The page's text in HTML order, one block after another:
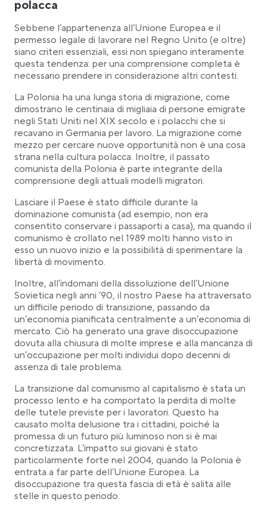
polacca
Sebbene l’appartenenza all’Unione Europea e il
permesso legale di lavorare nel Regno Unito (e oltre)
siano criteri essenziali, essi non spiegano interamente
questa tendenza: per una comprensione completa è
necessario prendere in considerazione altri contesti.
La Polonia ha una lunga storia di migrazione, come
dimostrano le centinaia di migliaia di persone emigrate
negli Stati Uniti nel XIX secolo e i polacchi che si
recavano in Germania per lavoro. La migrazione come
mezzo per cercare nuove opportunità non è una cosa
strana nella cultura polacca. Inoltre, il passato
comunista della Polonia è parte integrante della
comprensione degli attuali modelli migratori.
Lasciare il Paese è stato difficile durante la
dominazione comunista (ad esempio, non era
consentito conservare i passaporti a casa), ma quando il
comunismo è crollato nel 1989 molti hanno visto in
esso un nuovo inizio e la possibilità di sperimentare la
libertà di movimento.
Inoltre, all’indomani della dissoluzione dell’Unione
Sovietica negli anni ’90, il nostro Paese ha attraversato
un difficile periodo di transizione, passando da
un’economia pianificata centralmente a un’economia di
mercato. Ciò ha generato una grave disoccupazione
dovuta alla chiusura di molte imprese e alla mancanza di
un’occupazione per molti individui dopo decenni di
assenza di tale problema.
La transizione dal comunismo al capitalismo è stata un
processo lento e ha comportato la perdita di molte
delle tutele previste per i lavoratori. Questo ha
causato molta delusione tra i cittadini, poiché la
promessa di un futuro più luminoso non si è mai
concretizzata. L’impatto sui giovani è stato
particolarmente forte nel 2004, quando la Polonia è
entrata a far parte dell’Unione Europea. La
disoccupazione tra questa fascia di età è salita alle
stelle in questo periodo.